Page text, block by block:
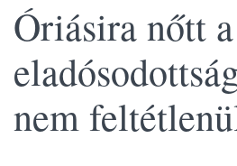
Óriásira nőtt
nem